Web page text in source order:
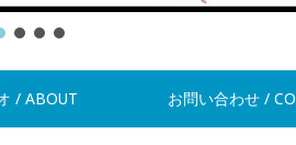
/ ABOUT お問い合わせ /